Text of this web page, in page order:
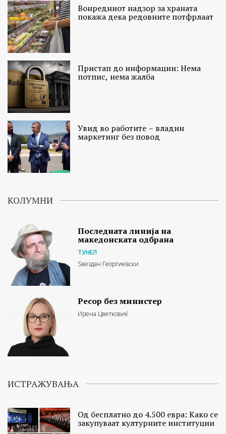
Вонредниот надзор за храната
покажа дека редовните потфрлаат
Пристап до информации: Нема
потпис, нема жалба
Увид во работите – владин
маркетинг без повод
КОЛУМНИ
Последната линија на
македонската одбрана
ТУНЕЛ
Ѕвездан Георгиевски
Ресор без министер
Ирена Цветковиќ
ИСТРАЖУВАЊА
Од бесплатно до 4.500 евра: Како се
закупуваат културните институции